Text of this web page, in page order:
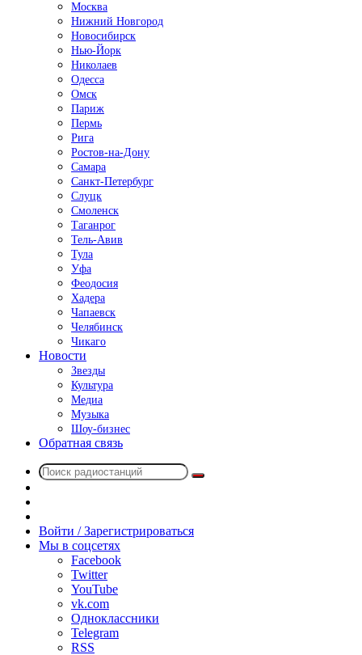
Москва
Нижний Новгород
Новосибирск
Нью-Йорк
Николаев
Одесса
Омск
Париж
Пермь
Рига
Ростов-на-Дону
Самара
Санкт-Петербург
Слуцк
Смоленск
Таганрог
Тель-Авив
Тула
Уфа
Феодосия
Хадера
Чапаевск
Челябинск
Чикаго
Новости
Звезды
Культура
Медиа
Музыка
Шоу-бизнес
Обратная связь
Поиск
радио
Войти / Зарегистрироваться
Мы в соцсетях
Facebook
Twitter
YouTube
vk.com
Одноклассники
Telegram
RSS